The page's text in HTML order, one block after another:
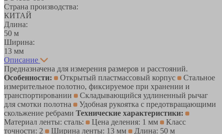
Страна производства:
КИТАЙ
Длина:
50 м
Ширина:
13 мм
Описание
Предназначена для измерения размеров и расстояний.
Особенности:
Открытый пластмассовый корпус
Стальное
измерительное полотно, фиксируемое при хранении и
транспортировании
Складывающийся удлиненный рычаг
для смотки полотна
Удобная рукоятка с предотвращающими
скольжение ребрами Технические характеристики:
Материал ленты: сталь:
Цена деления: 1 мм
Класс
точности: 2
Ширина ленты: 13 мм
Длина: 50 м